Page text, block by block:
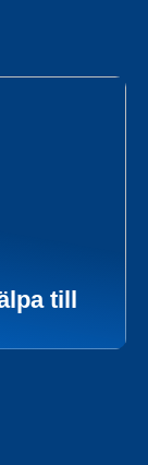
till